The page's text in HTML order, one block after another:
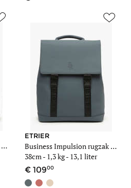
Documententas Impulsion 1 compartiment met 15" laptopvak
ETRIER
Business Impulsion rugzak 1 compartiment met 15" laptopvak
38cm - 1,3 kg- 13,1 liter
10900